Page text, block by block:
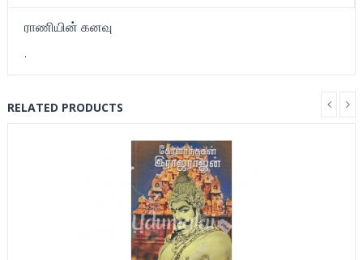
ராணியின் கனவு
.
RELATED PRODUCTS